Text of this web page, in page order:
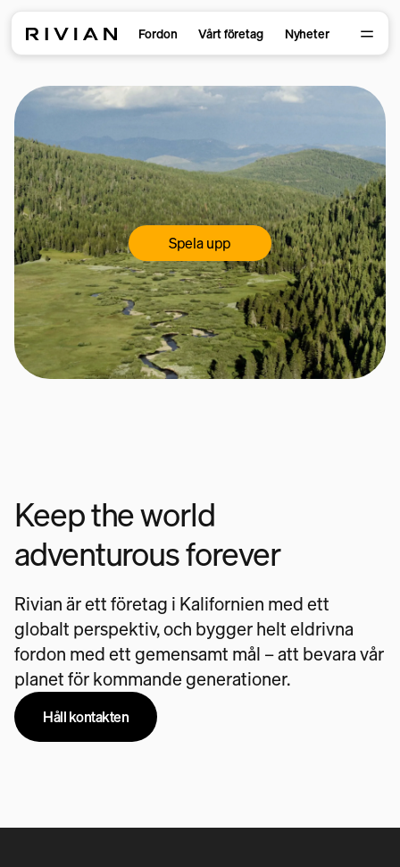
Fordon Vårt företag Nyheter
Spela upp
Keep the world
adventurous forever
Rivian är ett företag i Kalifornien med ett
globalt perspektiv, och bygger helt eldrivna
fordon med ett gemensamt mål – att bevara vår
planet för kommande generationer.
Håll kontakten